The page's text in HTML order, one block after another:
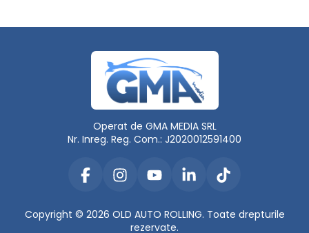
Operat de GMA MEDIA SRL
Nr. Inreg. Reg. Com.: J2020012591400
Copyright © 2026 OLD AUTO ROLLING. Toate drepturile
rezervate.